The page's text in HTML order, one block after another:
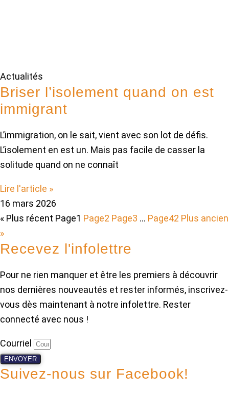
Actualités
Briser l’isolement quand on est
immigrant
L’immigration, on le sait, vient avec son lot de défis.
L’isolement en est un. Mais pas facile de casser la
solitude quand on ne connaît
Lire l'article »
16 mars 2026
« Plus récent Page1 Page2 Page3 … Page42 Plus ancien
»
Recevez l'infolettre
Pour ne rien manquer et être les premiers à découvrir
nos dernières nouveautés et rester informés, inscrivez-
vous dès maintenant à notre infolettre. Rester
connecté avec nous !
Courriel
ENVOYER
Suivez-nous sur Facebook!